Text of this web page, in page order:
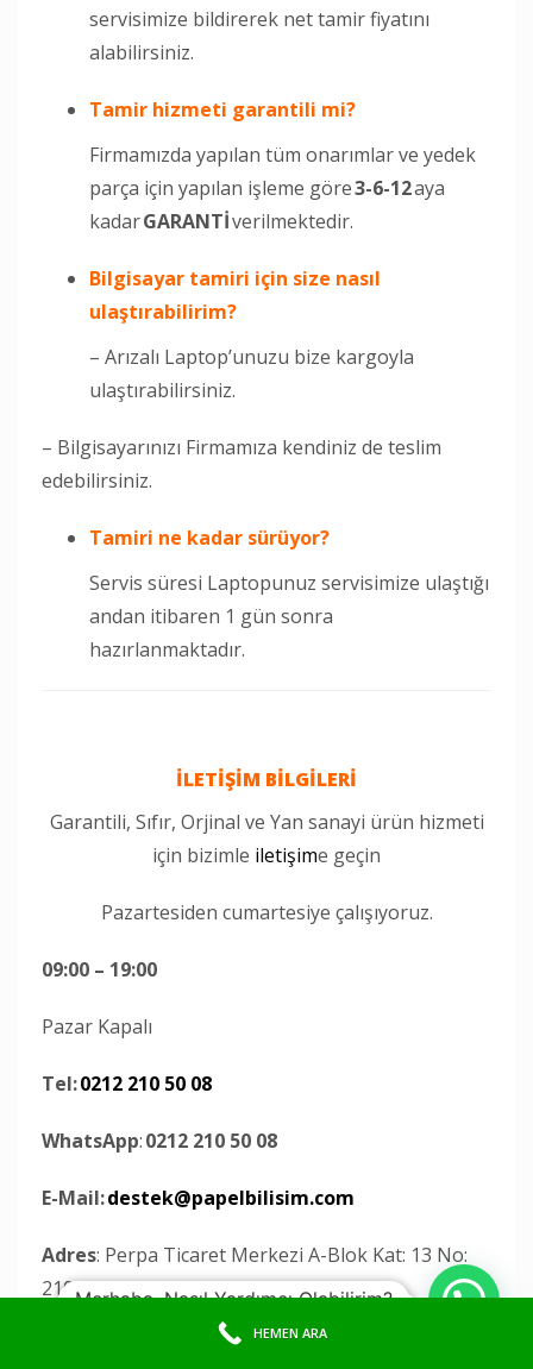
servisimize bildirerek net tamir fiyatını
alabilirsiniz.
Tamir hizmeti garantili mi?
Firmamızda yapılan tüm onarımlar ve yedek
parça için yapılan işleme göre3-6-12aya
kadarGARANTİverilmektedir.
Bilgisayar tamiri için size nasıl
ulaştırabilirim?
– Arızalı Laptop’unuzu bize kargoyla
ulaştırabilirsiniz.
– Bilgisayarınızı Firmamıza kendiniz de teslim
edebilirsiniz.
Tamiri ne kadar sürüyor?
Servis süresi Laptopunuz servisimize ulaştığı
andan itibaren 1 gün sonra
hazırlanmaktadır.
İLETİŞİM BİLGİLERİ
Garantili, Sıfır, Orjinal ve Yan sanayi ürün hizmeti
için bizimle iletişime geçin
Pazartesiden cumartesiye çalışıyoruz.
09:00 – 19:00
Pazar Kapalı
Tel:0212 210 50 08
WhatsApp:0212 210 50 08
E-Mail:destek@papelbilisim.com
Adres: Perpa Ticaret Merkezi A-Blok Kat: 13 No:
2108Merhaba, Nasıl Yardımcı Olabilirim?
HEMEN ARA